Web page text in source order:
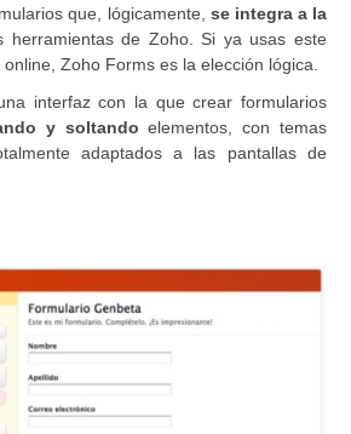
que, lógicamente, se integra a la
herramientas de Zoho. Si ya usas este
Zoho Forms es la elección lógica.
interfaz con la que crear formularios
y soltando elementos, con temas
adaptados a las pantallas de